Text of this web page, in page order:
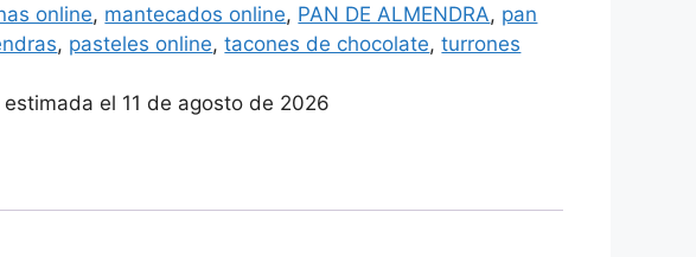
online, mantecados online, PAN DE ALMENDRA, pan
, pasteles online,tacones de chocolate,turrones
estimada el 11 de agosto de 2026